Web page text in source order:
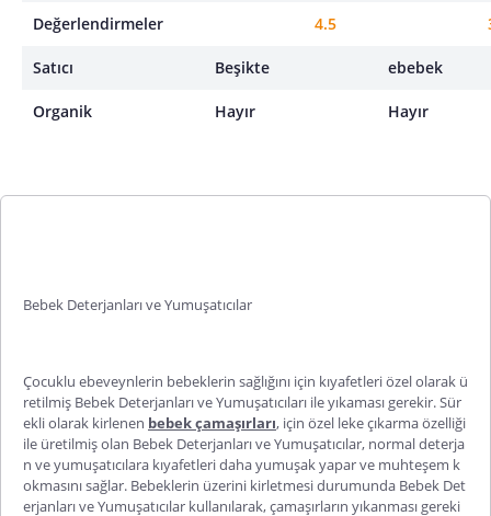
Değerlendirmeler
Satıcı
Organik
4.5
Beşikte
Hayır
ebebek
Hayır
Bebek Deterjanları ve Yumuşatıcılar
Çocuklu ebeveynlerin bebeklerin sağlığını için kıyafetleri özel olarak ü
retilmiş Bebek Deterjanları ve Yumuşatıcıları ile yıkaması gerekir. Sür
ekli olarak kirlenen bebek çamaşırları, için özel leke çıkarma özelliği
ile üretilmiş olan Bebek Deterjanları ve Yumuşatıcılar, normal deterja
n ve yumuşatıcılara kıyafetleri daha yumuşak yapar ve muhteşem k
okmasını sağlar. Bebeklerin üzerini kirletmesi durumunda Bebek Det
erjanları ve Yumuşatıcılar kullanılarak, çamaşırların yıkanması gereki